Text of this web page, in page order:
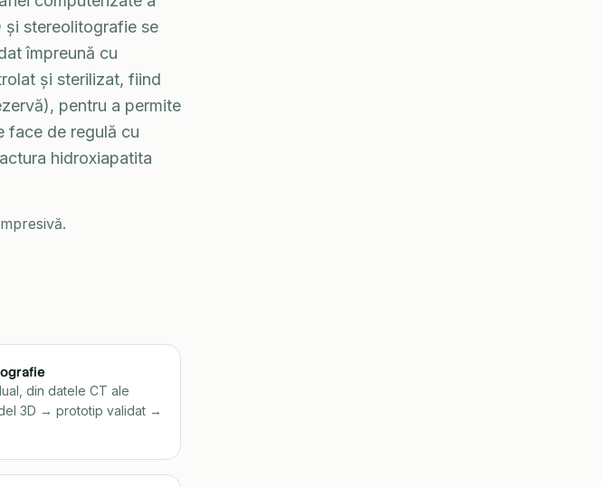
stereolitografie se
împreună cu
și sterilizat, fiind
pentru a permite
face de regulă cu
hidroxiapatita
din datele CT ale
3D → prototip validat →